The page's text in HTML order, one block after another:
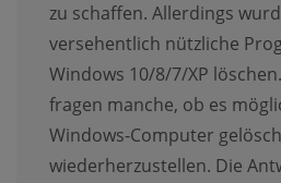
zu schaffen. Allerdings
versehentlich nützliche
Windows 10/8/7/XP
fragen manche, ob es
Windows-Computer
wiederherzustellen. Die